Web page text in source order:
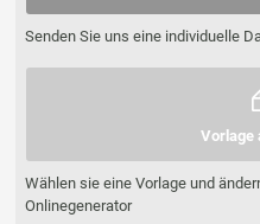
Senden Sie uns eine individuelle
Vorlage
Wählen sie eine Vorlage und
Onlinegenerator